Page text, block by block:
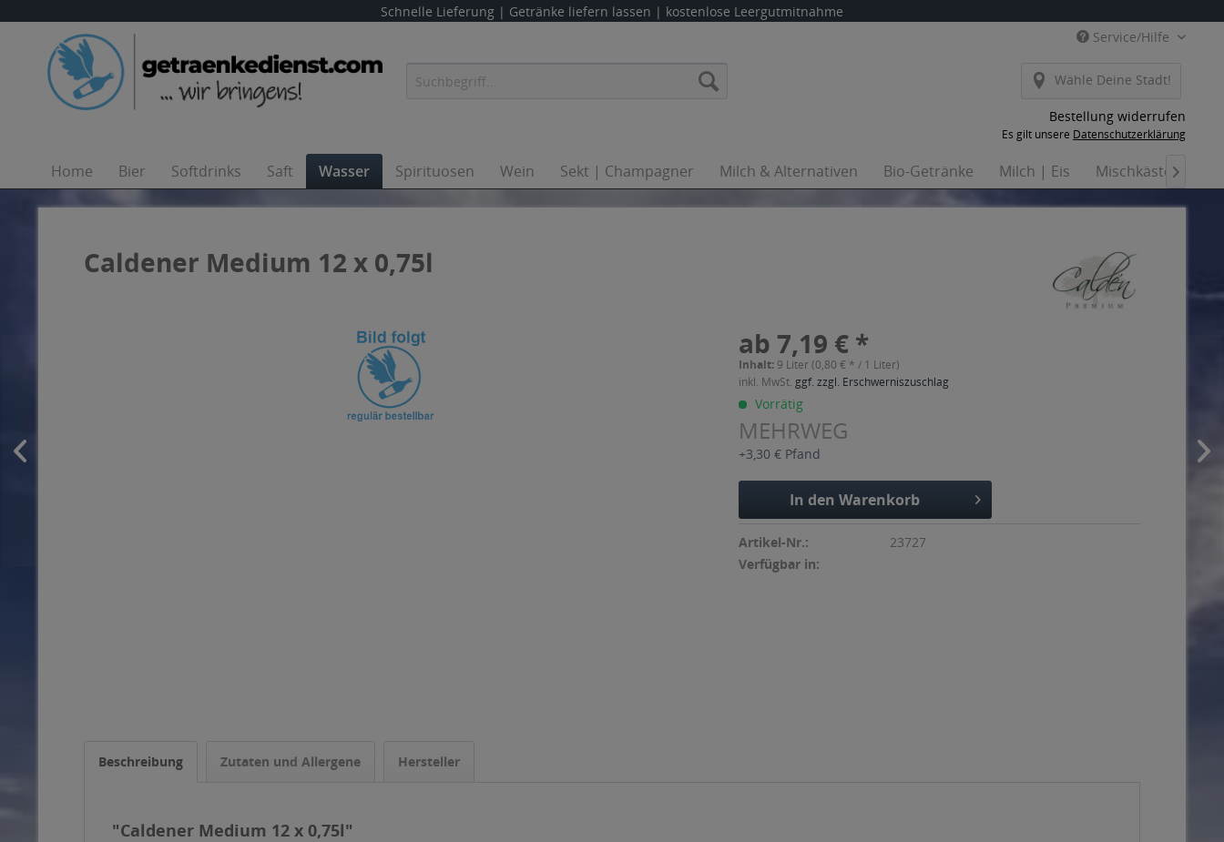
Schnelle Lieferung | Getränke liefern lassen | kostenlose Leergutmitnahme
Service/Hilfe
Wähle Deine Stadt!
Bestellung widerrufen
Es gilt unsere Datenschutzerklärung
Home Bier Softdrinks Saft Wasser Spirituosen Wein Sekt | Champagner Milch & Alternativen Bio-Getränke Milch | Eis Mischkästen

Caldener Medium 12 x 0,75l
ab 7,19 € *
Inhalt: 9 Liter (0,80 € * / 1 Liter)
inkl. MwSt. ggf. zzgl. Erschwerniszuschlag
Vorrätig
MEHRWEG
+3,30 € Pfand
In den Warenkorb
Artikel-Nr.:
23727
Verfügbar in:
Beschreibung Zutaten und Allergene Hersteller
"Caldener Medium 12 x 0,75l"